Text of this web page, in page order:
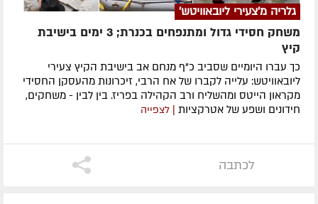
גלריה מ'צעירי ליובאוויטש'
משחק חסידי גדול ומתנפחים בכנרת; 3 ימים בישיבת
קיץ
כך עברו היומיים שסביב כ"ף מנחם אב בישיבת הקיץ צעירי
ליובאוויטש: עלייה לקברו של אח הרבי, זיכרונות מהעסקן החסידי
מקראון הייטס ומהשליח ורב הקהילה בפריז. בין לבין - משחקים,
חידונים ושפע של אטרקציות
| לצפייה
לכתבה